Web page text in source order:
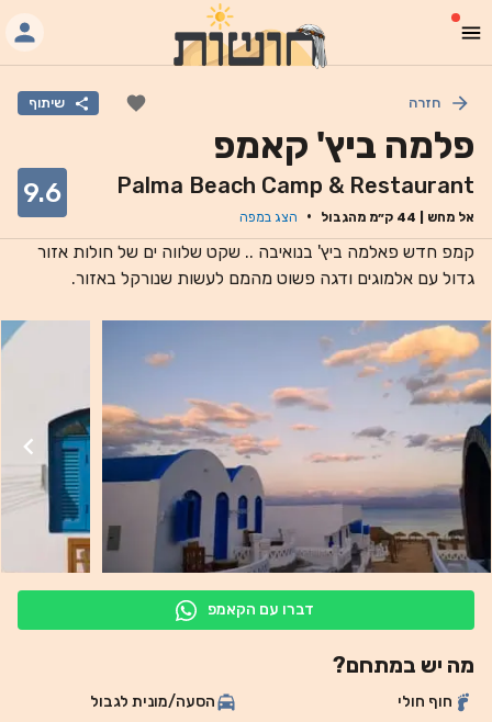
חזרה שיתוף
פלמה ביץ' קאמפ
Palma Beach Camp & Restaurant
אל מחש 44 ק״מ מהגבול · הצג במפה
9.6
קמפ חדש פאלמה ביץ' בנואיבה .. שקט שלווה ים של חולות אזור
גדול עם אלמוגים ודגה פשוט מהמם לעשות שנורקל באזור.
דברו עם הקאמפ
מה יש במתחם?
חוף חולי הסעה/מונית לגבול